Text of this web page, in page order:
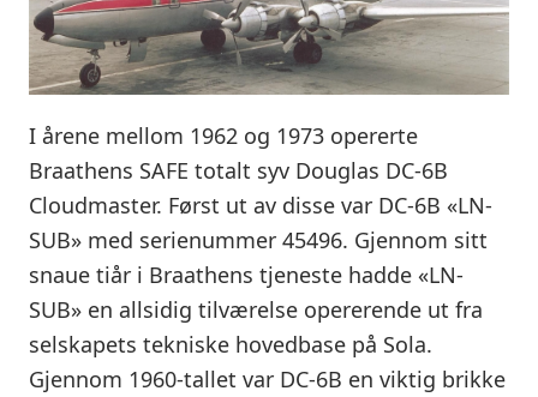
I årene mellom 1962 og 1973 opererte
Braathens SAFE totalt syv Douglas DC-6B
Cloudmaster. Først ut av disse var DC-6B «LN-
SUB» med serienummer 45496. Gjennom sitt
snaue tiår i Braathens tjeneste hadde «LN-
SUB» en allsidig tilværelse opererende ut fra
selskapets tekniske hovedbase på Sola.
Gjennom 1960-tallet var DC-6B en viktig brikke